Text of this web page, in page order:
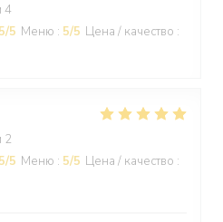
4
5/5 Меню : 5/5 Цена / качество :
2
5/5 Меню : 5/5 Цена / качество :